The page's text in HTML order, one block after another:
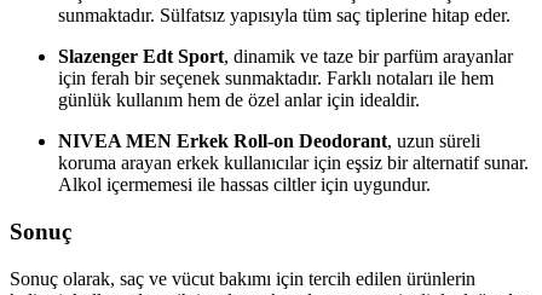
sunmaktadır. Sülfatsız yapısıyla tüm saç tiplerine hitap eder.
Slazenger Edt Sport, dinamik ve taze bir parfüm arayanlar
için ferah bir seçenek sunmaktadır. Farklı notaları ile hem
günlük kullanım hem de özel anlar için idealdir.
NIVEA MEN Erkek Roll-on Deodorant, uzun süreli
koruma arayan erkek kullanıcılar için eşsiz bir alternatif sunar.
Alkol içermemesi ile hassas ciltler için uygundur.
Sonuç
Sonuç olarak, saç ve vücut bakımı için tercih edilen ürünlerin